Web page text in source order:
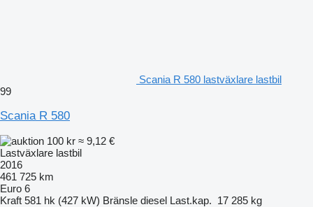
Scania R 580 lastväxlare lastbil
99
Scania R 580
100 kr ≈ 9,12 €
Lastväxlare lastbil
2016
461 725 km
Euro 6
Kraft 581 hk (427 kW) Bränsle diesel Last.kap. 17 285 kg